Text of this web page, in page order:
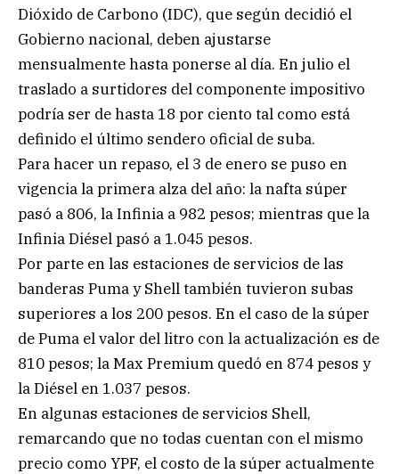
Dióxido de Carbono (IDC), que según decidió el
Gobierno nacional, deben ajustarse
mensualmente hasta ponerse al día. En julio el
traslado a surtidores del componente impositivo
podría ser de hasta 18 por ciento tal como está
definido el último sendero oficial de suba.
Para hacer un repaso, el 3 de enero se puso en
vigencia la primera alza del año: la nafta súper
pasó a 806, la Infinia a 982 pesos; mientras que la
Infinia Diésel pasó a 1.045 pesos.
Por parte en las estaciones de servicios de las
banderas Puma y Shell también tuvieron subas
superiores a los 200 pesos. En el caso de la súper
de Puma el valor del litro con la actualización es de
810 pesos; la Max Premium quedó en 874 pesos y
la Diésel en 1.037 pesos.
En algunas estaciones de servicios Shell,
remarcando que no todas cuentan con el mismo
precio como YPF, el costo de la súper actualmente